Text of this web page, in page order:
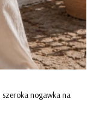
nogawka na